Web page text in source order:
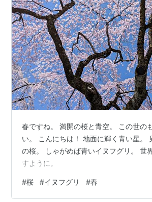
春ですね。 満開の桜と青空。 この世の
い。 こんにちは！ 地面に輝く青い星。
の桜。 しゃがめば青いイヌフグリ。 世
すように。
#桜 #イヌフグリ #春